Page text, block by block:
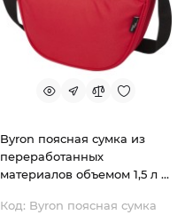
Byron поясная сумка из
переработанных
материалов объемом 1,5 л -
Код: Byron поясная сумка